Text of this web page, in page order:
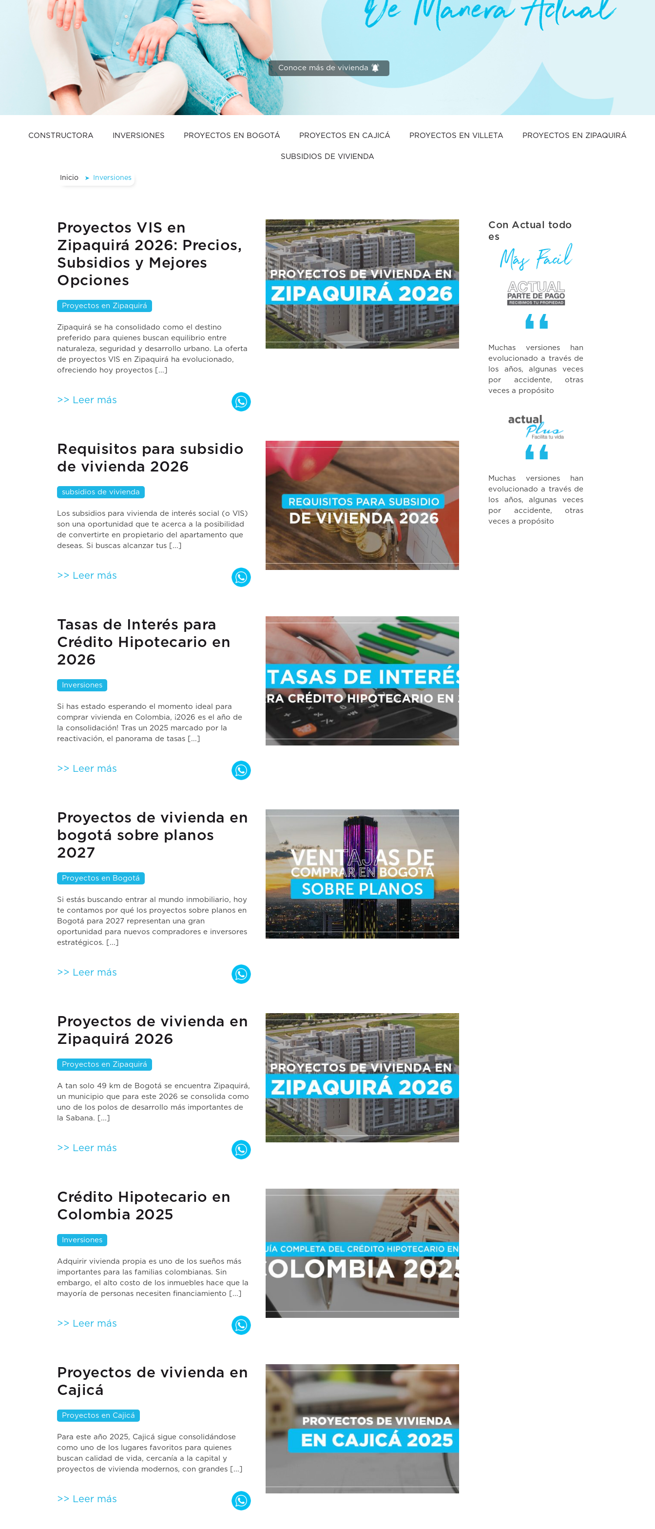
Conoce más de vivienda
CONSTRUCTORA INVERSIONES PROYECTOS EN BOGOTÁ PROYECTOS EN CAJICÁ PROYECTOS EN VILLETA PROYECTOS EN ZIPAQUIRÁ
SUBSIDIOS DE VIVIENDA
Inicio Inversiones
Proyectos VIS en
Zipaquirá 2026: Precios,
Subsidios y Mejores
Opciones
Proyectos en Zipaquirá
Zipaquirá se ha consolidado como el destino
preferido para quienes buscan equilibrio entre
naturaleza, seguridad y desarrollo urbano. La oferta
de proyectos VIS en Zipaquirá ha evolucionado,
ofreciendo hoy proyectos [...]
>> Leer más
Requisitos para subsidio
de vivienda 2026
subsidios de vivienda
Los subsidios para vivienda de interés social (o VIS)
son una oportunidad que te acerca a la posibilidad
de convertirte en propietario del apartamento que
deseas. Si buscas alcanzar tus [...]
>> Leer más
Tasas de Interés para
Crédito Hipotecario en
2026
Inversiones
Si has estado esperando el momento ideal para
comprar vivienda en Colombia, ¡2026 es el año de
la consolidación! Tras un 2025 marcado por la
reactivación, el panorama de tasas [...]
>> Leer más
Proyectos de vivienda en
bogotá sobre planos
2027
Proyectos en Bogotá
Si estás buscando entrar al mundo inmobiliario, hoy
te contamos por qué los proyectos sobre planos en
Bogotá para 2027 representan una gran
oportunidad para nuevos compradores e inversores
estratégicos. [...]
>> Leer más
Proyectos de vivienda en
Zipaquirá 2026
Proyectos en Zipaquirá
A tan solo 49 km de Bogotá se encuentra Zipaquirá,
un municipio que para este 2026 se consolida como
uno de los polos de desarrollo más importantes de
la Sabana. [...]
>> Leer más
Crédito Hipotecario en
Colombia 2025
Inversiones
Adquirir vivienda propia es uno de los sueños más
importantes para las familias colombianas. Sin
embargo, el alto costo de los inmuebles hace que la
mayoría de personas necesiten financiamiento [...]
>> Leer más
Proyectos de vivienda en
Cajicá
Proyectos en Cajicá
Para este año 2025, Cajicá sigue consolidándose
como uno de los lugares favoritos para quienes
buscan calidad de vida, cercanía a la capital y
proyectos de vivienda modernos, con grandes [...]
>> Leer más
Con Actual todo
es
Muchas versiones han
evolucionado a través de
los años, algunas veces
por accidente, otras
veces a propósito
Muchas versiones han
evolucionado a través de
los años, algunas veces
por accidente, otras
veces a propósito